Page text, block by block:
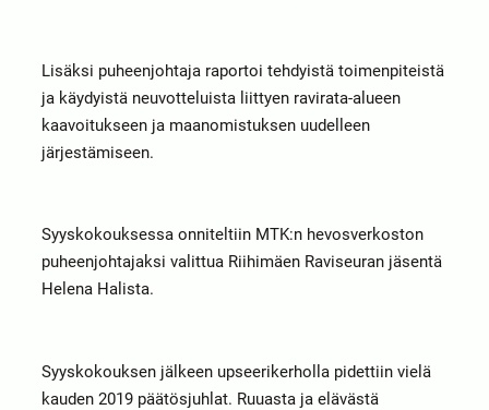
Lisäksi puheenjohtaja raportoi tehdyistä toimenpiteistä
ja käydyistä neuvotteluista liittyen ravirata-alueen
kaavoitukseen ja maanomistuksen uudelleen
järjestämiseen.
Syyskokouksessa onniteltiin MTK:n hevosverkoston
puheenjohtajaksi valittua Riihimäen Raviseuran jäsentä
Helena Halista.
Syyskokouksen jälkeen upseerikerholla pidettiin vielä
kauden 2019 päätösjuhlat. Ruuasta ja elävästä